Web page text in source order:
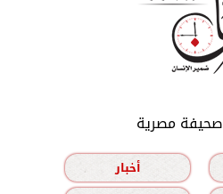
صحيفة مصرية
أخبار